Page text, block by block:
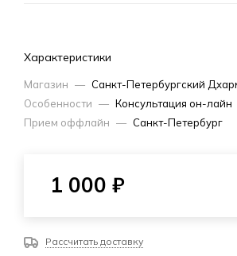
Характеристики
Магазин — Санкт-Петербургский
Особенности — Консультация он-лайн
Прием оффлайн — Санкт-Петербург
1 000 ₽
Рассчитать доставку